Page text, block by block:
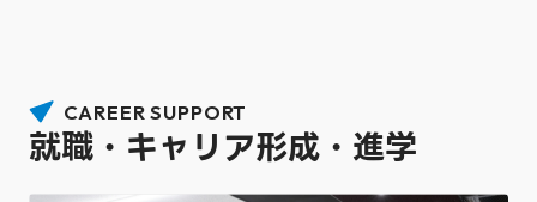
CAREER SUPPORT
就職・キャリア形成・進学